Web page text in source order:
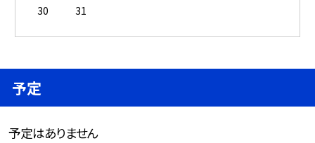
30
31
予定
予定はありません